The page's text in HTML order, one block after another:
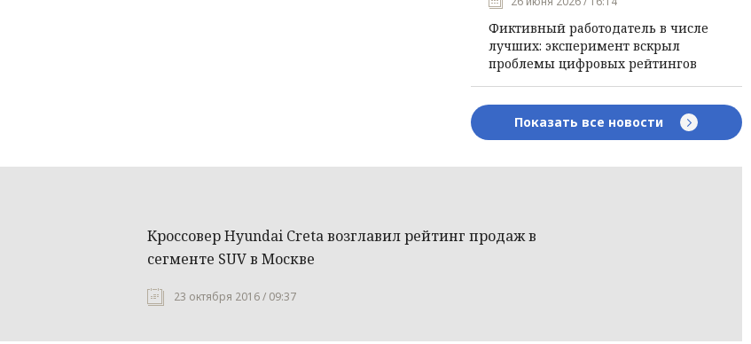
Фиктивный работодатель в числе
лучших: эксперимент вскрыл
проблемы цифровых рейтингов
Показать все новости
Кроссовер Hyundai Creta возглавил рейтинг продаж в
сегменте SUV в Москве
23 октября 2016 / 09:37